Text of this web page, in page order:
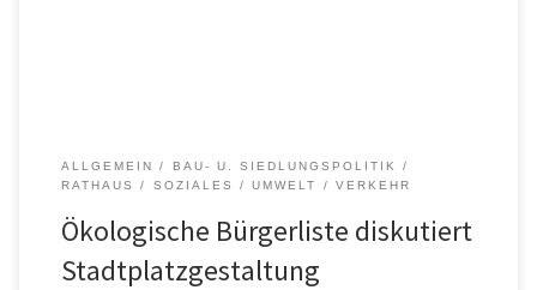
ALLGEMEIN
BAU- U. SIEDLUNGSPOLITIK
RATHAUS
SOZIALES UMWELT VERKEHR
Ökologische Bürgerliste diskutiert
Stadtplatzgestaltung